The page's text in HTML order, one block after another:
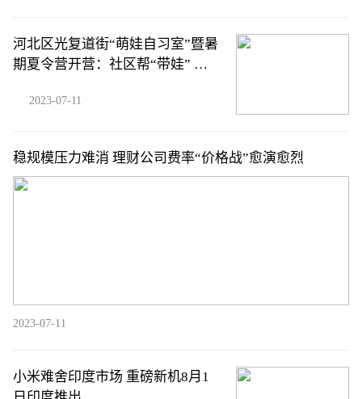
河北区光复道街“萌娃自习室”暨暑
期夏令营开营：社区帮“带娃” 快
2023-07-11
稳规模压力难消 理财公司费率“价格战”愈演愈烈
2023-07-11
小米难舍印度市场 重磅新机8月1